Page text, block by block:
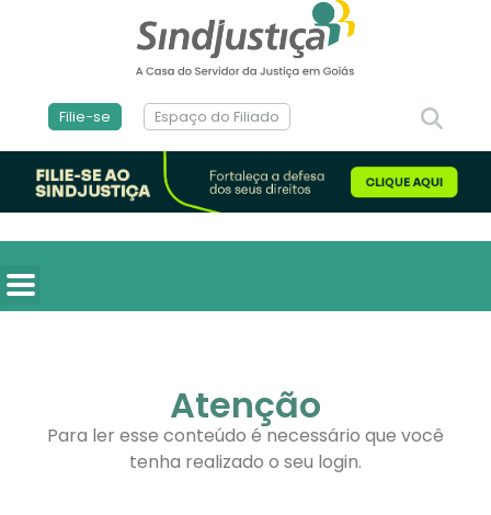
Filie-se Espaço do Filiado
Atenção
Para ler esse conteúdo é necessário que você
tenha realizado o seu login.